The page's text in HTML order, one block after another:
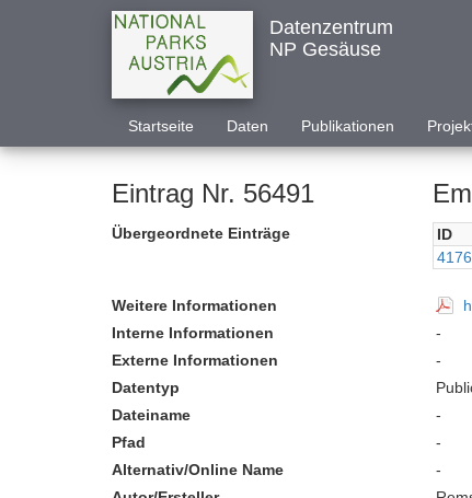
Datenzentrum
NP Gesäuse
Startseite Daten Publikationen
Eintrag Nr. 56491
Übergeordnete Einträge ID
Weitere Informationen
Interne Informationen
-
Externe Informationen
-
Datentyp
Dateiname
-
Pfad
-
Alternativ/Online Name
-